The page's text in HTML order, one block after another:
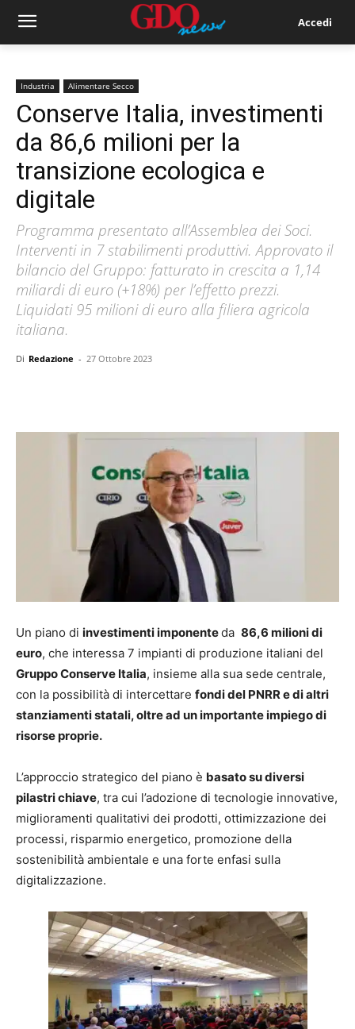
Accedi
Industria Alimentare Secco
Conserve Italia, investimenti
da 86,6 milioni per la
transizione ecologica e
digitale
Programma presentato all’Assemblea dei Soci.
Interventi in 7 stabilimenti produttivi. Approvato il
bilancio del Gruppo: fatturato in crescita a 1,14
miliardi di euro (+18%) per l’effetto prezzi.
Liquidati 95 milioni di euro alla filiera agricola
italiana.
Di Redazione - 27 Ottobre 2023
Un piano di investimenti imponenteda 86,6 milioni di
euro, che interessa 7 impianti di produzione italiani del
Gruppo Conserve Italia, insieme alla sua sede centrale,
con la possibilità di intercettare fondi del PNRR e di altri
stanziamenti statali, oltre ad un importante impiego di
risorse proprie.
L’approccio strategico del piano è basato su diversi
pilastri chiave, tra cui l’adozione di tecnologie innovative,
miglioramenti qualitativi dei prodotti, ottimizzazione dei
processi, risparmio energetico, promozione della
sostenibilità ambientale e una forte enfasi sulla
digitalizzazione.